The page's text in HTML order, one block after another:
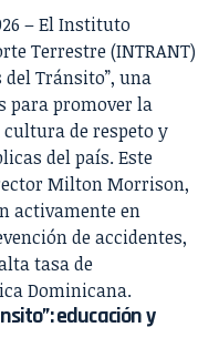
– El Instituto
Terrestre (INTRANT)
Tránsito”, una
para promover la
de respeto y
del país. Este
Milton Morrison,
activamente en
de accidentes,
tasa de
Dominicana.
educación y